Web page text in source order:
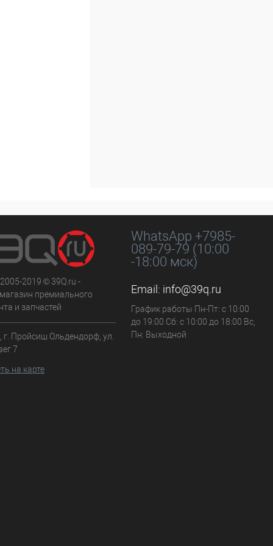
2019 © 39Q.ru -
премиального
и запчастей
г. Пройсиш Ольдендорф, ул.
7
на карте
WhatsApp +7985-
089-79-79 (10:00
-18:00 мск)
Email: info@39q.ru
График работы Пн-Пт: с 10:00
до 19:00 Сб: с 10:00 до 18:00 Вс,
Пн: Выходной